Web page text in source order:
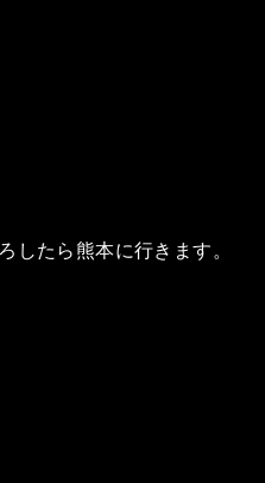
したら熊本に行きます。